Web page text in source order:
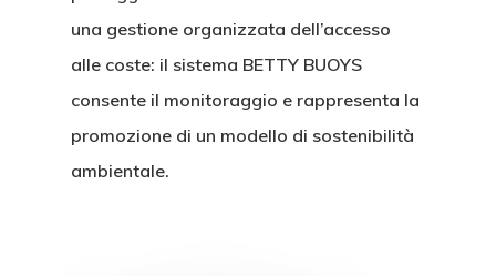
una gestione organizzata dell’accesso
alle coste: il sistema BETTY BUOYS
consente il monitoraggio e rappresenta la
promozione di un modello di sostenibilità
ambientale.